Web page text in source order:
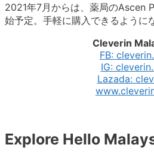
2021年7月からは、薬局のAscen
始予定。手軽に購入できるように
Cleverin
FB:
IG:
Lazada:
Explore Hello